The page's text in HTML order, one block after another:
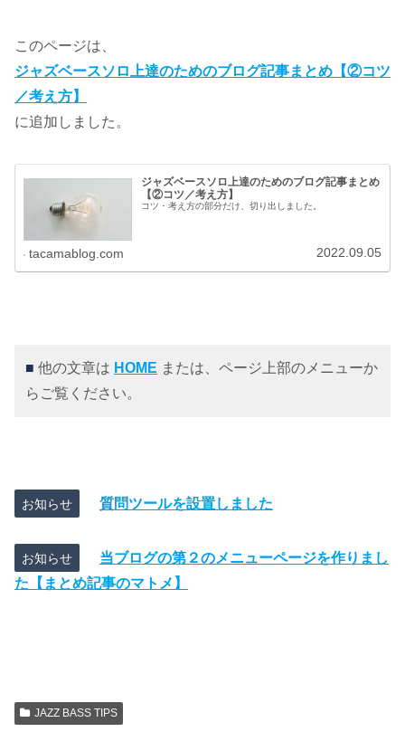
このページは、
ジャズベースソロ上達のためのブログ記事まとめ【②コツ
／考え方】
に追加しました。
ジャズベースソロ上達のためのブログ記事まとめ
【②コツ／考え方】
コツ・考え方の部分だけ、切り出しました。
tacamablog.com 2022.09.05
■ 他の文章は HOME または、ページ上部のメニューか
らご覧ください。
お知らせ 質問ツールを設置しました
お知らせ
当ブログの第２のメニューページを作りまし
た【まとめ記事のマトメ】
JAZZ BASS TIPS